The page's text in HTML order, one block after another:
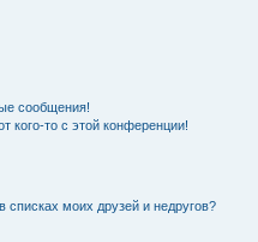
сообщения!
кого-то с этой конференции!
списках моих друзей и недругов?